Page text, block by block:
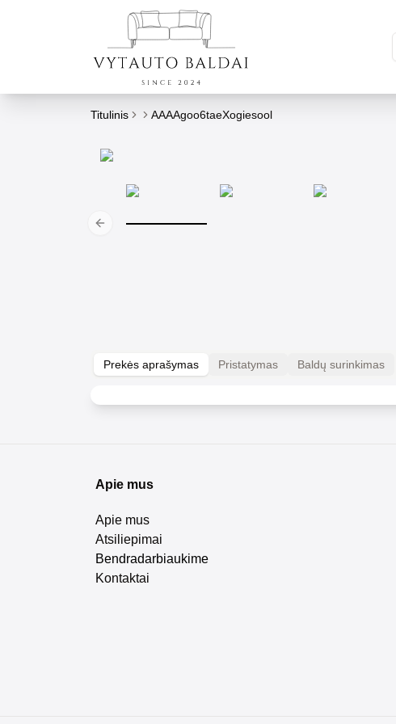
Titulinis AAAAgoo6taeXogiesool
Previous slide
Prekės aprašymas Pristatymas Baldų surinkimas
Apie mus
Apie mus
Atsiliepimai
Bendradarbiaukime
Kontaktai